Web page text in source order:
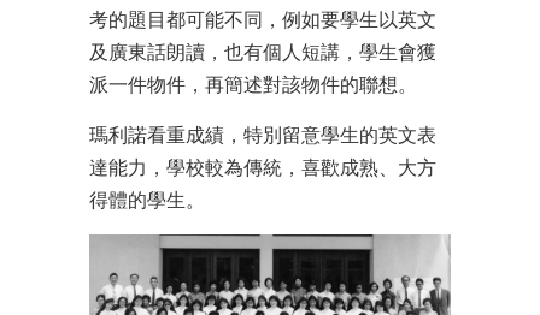
考的題目都可能不同，例如要學生以英文
及廣東話朗讀，也有個人短講，學生會獲
派一件物件，再簡述對該物件的聯想。
瑪利諾看重成績，特別留意學生的英文表
達能力，學校較為傳統，喜歡成熟、大方
得體的學生。